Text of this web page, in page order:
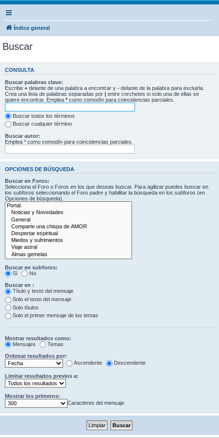
Índice general
Buscar
CONSULTA
Buscar palabras clave:
Escribe + delante de una palabra a encontrar y - delante de la palabra para excluirla.
Crea una lista de palabras separadas por | entre corchetes si solo una de ellas se
quiere encontrar. Emplea * como comodín para coincidencias parciales.
Buscar todos los términos
Buscar cualquier término
Buscar autor:
Emplea * como comodín para coincidencias parciales.
OPCIONES DE BÚSQUEDA
Buscar en Foros:
Selecciona el Foro o Foros en los que deseas buscar. Para agilizar puedes buscar en
los subforos seleccionando el Foro padre y habilitar la búsqueda en los subforos (en
Opciones de búsqueda).
Buscar en subforos:
Sí
No
Buscar en :
Título y texto del mensaje
Solo el texto del mensaje
Solo títulos
Solo el primer mensaje de los temas
Mostrar resultados como:
Mensajes
Temas
Ordenar resultados por:
Ascendente
Descendente
Limitar resultados previos a:
Mostrar los primeros:
Caracteres del mensaje